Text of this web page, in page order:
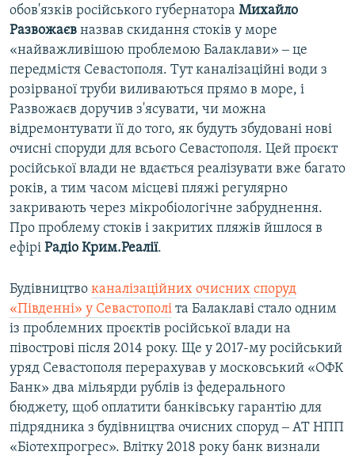
обов'язків російського губернатора Михайло
Развожаєв назвав скидання стоків у море
«найважливішою проблемою Балаклави» ‒ це
передмістя Севастополя. Тут каналізаційні води з
розірваної труби виливаються прямо в море, і
Развожаєв доручив з'ясувати, чи можна
відремонтувати її до того, як будуть збудовані нові
очисні споруди для всього Севастополя. Цей проєкт
російської влади не вдається реалізувати вже багато
років, а тим часом місцеві пляжі регулярно
закривають через мікробіологічне забруднення.
Про проблему стоків і закритих пляжів йшлося в
ефірі Радіо Крим.Реалії.
Будівництво каналізаційних очисних споруд
«Південні» у Севастополі та Балаклаві стало одним
із проблемних проєктів російської влади на
півострові після 2014 року. Ще у 2017-му російський
уряд Севастополя перерахував у московський «ОФК
Банк» два мільярди рублів із федерального
бюджету, щоб оплатити банківську гарантію для
підрядника з будівництва очисних споруд ‒ АТ НПП
«Біотехпрогрес». Влітку 2018 року банк визнали